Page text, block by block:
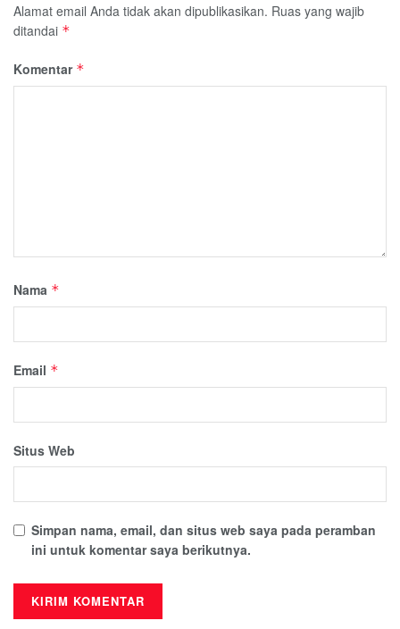
Alamat email Anda tidak akan dipublikasikan. Ruas yang wajib
ditandai *
Komentar *
Nama *
Email *
Situs Web
Simpan nama, email, dan situs web saya pada peramban
ini untuk komentar saya berikutnya.